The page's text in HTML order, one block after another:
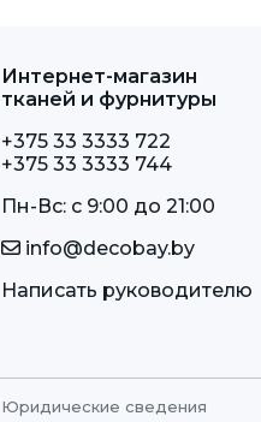
Интернет-магазин
тканей и фурнитуры
+375 33 3333 722
+375 33 3333 744
Пн-Вс: c 9:00 до 21:00
info@decobay.by
Написать руководителю
Юридические сведения